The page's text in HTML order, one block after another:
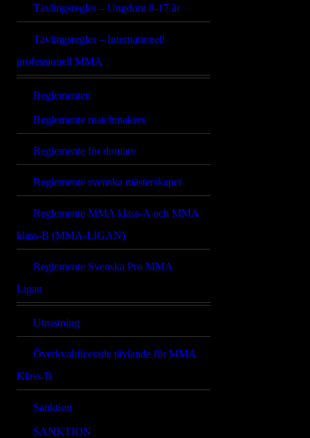
Tävlingsregler – Ungdom 8-17 år
Tävlingsregler – Internationell
professionell MMA
Reglementen
Reglemente matchmakers
Reglemente för domare
Reglemente svenska mästerskapet
Reglemente MMA klass-A och MMA
klass-B (MMA-LIGAN)
Reglemente Svenska Pro MMA
Ligan
Utrustning
Överkvalificerade tävlande för MMA
Klass-B
Sanktion
SANKTION